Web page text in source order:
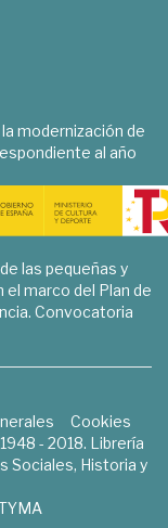
modernización de
al año
las pequeñas y
marco del Plan de
Convocatoria
Cookies
- 2018. Librería
Sociales, Historia y